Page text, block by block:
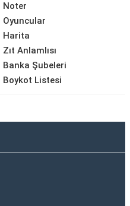
Noter
Oyuncular
Harita
Zıt Anlamlısı
Banka Şubeleri
Boykot Listesi